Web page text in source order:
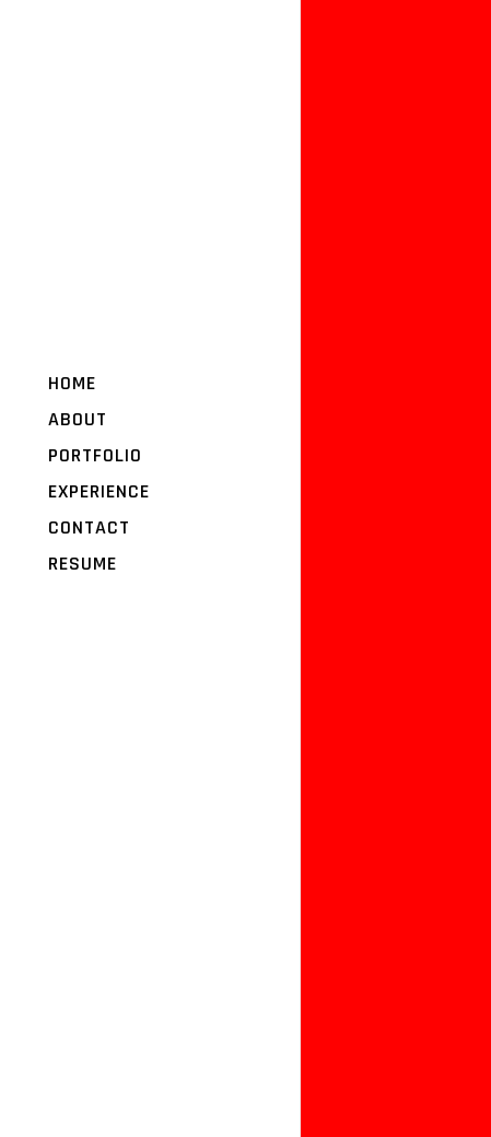
HOME
ABOUT
PORTFOLIO
EXPERIENCE
CONTACT
RESUME